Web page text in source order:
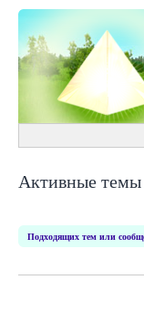
Активные темы
Подходящих тем или